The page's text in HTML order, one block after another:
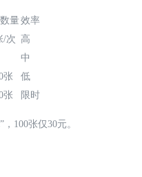
量效率
/次
高
中
张
低
张 限时
100张仅30元。